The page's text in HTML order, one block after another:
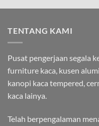
TENTANG KAMI
Pusat pengerjaan segala
furniture kaca, kusen
kanopi kaca tempered,
kaca lainya.
Telah berpengalaman